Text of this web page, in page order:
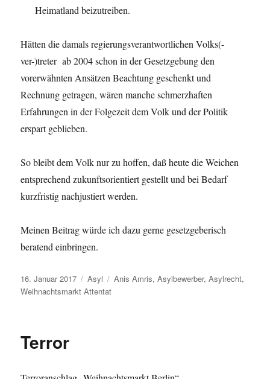
Heimatland beizutreiben.
Hätten die damals regierungsverantwortlichen Volks(-
ver-)treter ab 2004 schon in der Gesetzgebung den
vorerwähnten Ansätzen Beachtung geschenkt und
Rechnung getragen, wären manche schmerzhaften
Erfahrungen in der Folgezeit dem Volk und der Politik
erspart geblieben.
So bleibt dem Volk nur zu hoffen, daß heute die Weichen
entsprechend zukunftsorientiert gestellt und bei Bedarf
kurzfristig nachjustiert werden.
Meinen Beitrag würde ich dazu gerne gesetzgeberisch
beratend einbringen.
Veröffentlicht
am
16. Januar 2017 Kategorien
Asyl Schlagwörter
Anis Amris,Asylbewerber,Asylrecht,
Weihnachtsmarkt Attentat
Terror